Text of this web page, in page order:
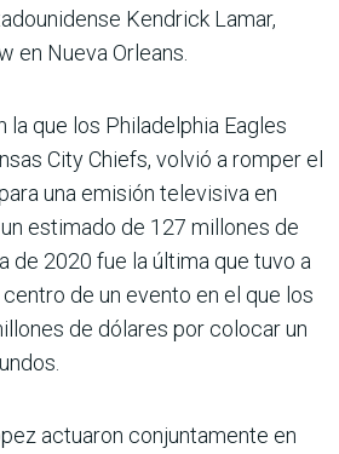
Kendrick Lamar,
en Nueva Orleans.
la que los Philadelphia Eagles
City Chiefs, volvió a romper el
una emisión televisiva en
estimado de 127 millones de
de 2020 fue la última que tuvo a
de un evento en el que los
de dólares por colocar un
actuaron conjuntamente en